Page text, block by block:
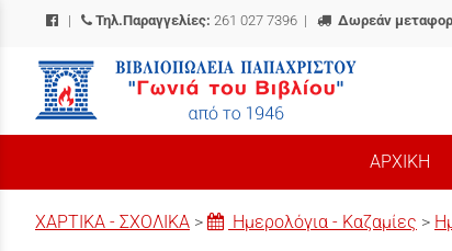
| Τηλ.Παραγγελίες: 261 027 7396 | Δωρεάν
/
ΑΡΧΙΚΗ
ΧΑΡΤΙΚΑ - ΣΧΟΛΙΚΑ > Ημερολόγια - Καζαμίες >